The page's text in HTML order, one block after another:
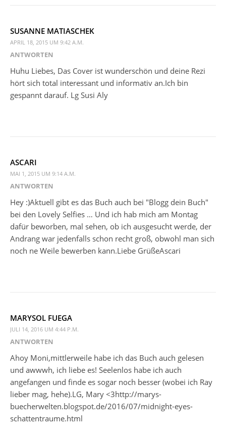
SUSANNE MATIASCHEK
APRIL 18, 2015 UM 9:42 A.M.
ANTWORTEN
Huhu Liebes, Das Cover ist wunderschön und deine Rezi
hört sich total interessant und informativ an.Ich bin
gespannt darauf. Lg Susi Aly
ASCARI
MAI 1, 2015 UM 9:14 A.M.
ANTWORTEN
Hey :)Aktuell gibt es das Buch auch bei "Blogg dein Buch"
bei den Lovely Selfies … Und ich hab mich am Montag
dafür beworben, mal sehen, ob ich ausgesucht werde, der
Andrang war jedenfalls schon recht groß, obwohl man sich
noch ne Weile bewerben kann.Liebe GrüßeAscari
MARYSOL FUEGA
JULI 14, 2016 UM 4:44 P.M.
ANTWORTEN
Ahoy Moni,mittlerweile habe ich das Buch auch gelesen
und awwwh, ich liebe es! Seelenlos habe ich auch
angefangen und finde es sogar noch besser (wobei ich Ray
lieber mag, hehe).LG, Mary <3http://marys-
buecherwelten.blogspot.de/2016/07/midnight-eyes-
schattentraume.html